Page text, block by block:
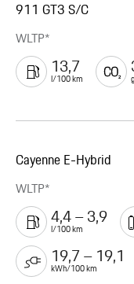
911 GT3 S/C
WLTP*
13,7
l/100 km
Cayenne E-Hybrid
WLTP*
4,4 – 3,9
l/100 km
19,7 – 19,1
kWh/100 km